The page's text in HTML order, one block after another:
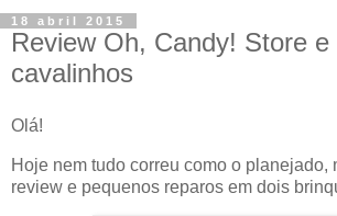
18 abril 2015
Review Oh, Candy! Store e
cavalinhos
Olá!
Hoje nem tudo correu como o planejado,
review e pequenos reparos em dois